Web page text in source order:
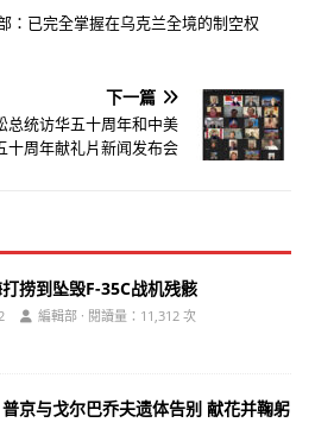
：已完全掌握在乌克兰全境的制空权
下一篇
总统访华五十周年和中美
十周年献礼片新闻发布会
捞到坠毁F-35C战机残骸
編輯部 · 閱讀量：11,312 次
普京与戈尔巴乔夫遗体告别 献花并鞠躬